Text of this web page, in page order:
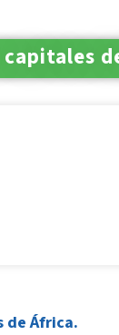
capitales
de África.